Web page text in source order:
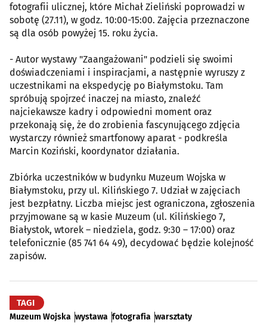
fotografii ulicznej, które Michał Zieliński poprowadzi w
sobotę (27.11), w godz. 10:00-15:00. Zajęcia przeznaczone
są dla osób powyżej 15. roku życia.
- Autor wystawy "Zaangażowani" podzieli się swoimi
doświadczeniami i inspiracjami, a następnie wyruszy z
uczestnikami na ekspedycję po Białymstoku. Tam
spróbują spojrzeć inaczej na miasto, znaleźć
najciekawsze kadry i odpowiedni moment oraz
przekonają się, że do zrobienia fascynującego zdjęcia
wystarczy również smartfonowy aparat - podkreśla
Marcin Koziński, koordynator działania.
Zbiórka uczestników w budynku Muzeum Wojska w
Białymstoku, przy ul. Kilińskiego 7. Udział w zajęciach
jest bezpłatny. Liczba miejsc jest ograniczona, zgłoszenia
przyjmowane są w kasie Muzeum (ul. Kilińskiego 7,
Białystok, wtorek – niedziela, godz. 9:30 – 17:00) oraz
telefonicznie (85 741 64 49), decydować będzie kolejność
zapisów.
TAGI
Muzeum Wojska wystawa fotografia warsztaty